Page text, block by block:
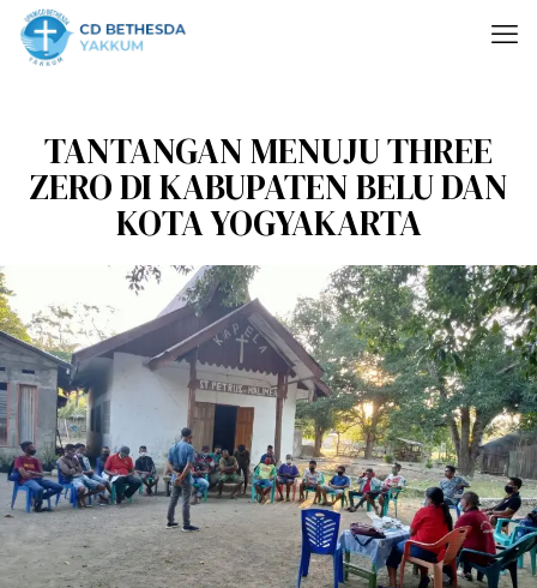
TANTANGAN MENUJU THREE
ZERO DI KABUPATEN BELU DAN
KOTA YOGYAKARTA